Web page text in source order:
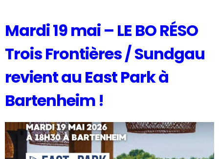
Mardi 19 mai – LE BO RÉSO
Trois Frontières / Sundgau
revient au East Park à
Bartenheim !